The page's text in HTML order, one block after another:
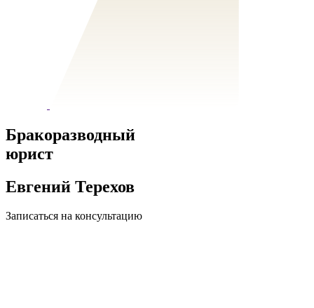
Бракоразводный
юрист
Евгений Терехов
Записаться на консультацию